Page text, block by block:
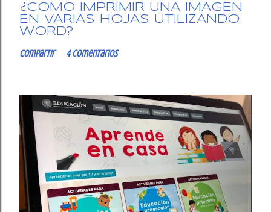
¿CÓMO IMPRIMIR UNA IMAGEN
EN VARIAS HOJAS UTILIZANDO
WORD?
Compartir 4 comentarios